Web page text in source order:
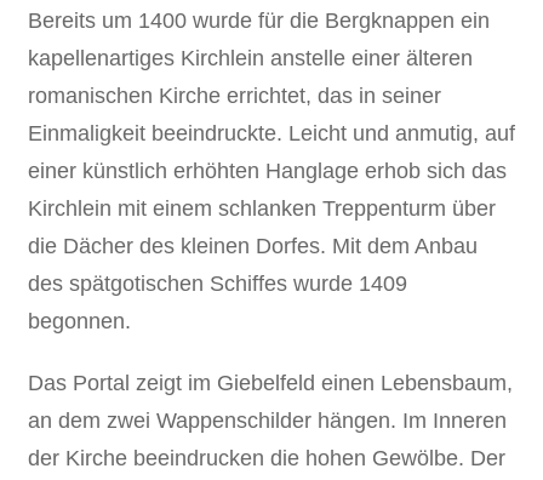
Bereits um 1400 wurde für die Bergknappen ein
kapellenartiges Kirchlein anstelle einer älteren
romanischen Kirche errichtet, das in seiner
Einmaligkeit beeindruckte. Leicht und anmutig, auf
einer künstlich erhöhten Hanglage erhob sich das
Kirchlein mit einem schlanken Treppenturm über
die Dächer des kleinen Dorfes. Mit dem Anbau
des spätgotischen Schiffes wurde 1409
begonnen.
Das Portal zeigt im Giebelfeld einen Lebensbaum,
an dem zwei Wappenschilder hängen. Im Inneren
der Kirche beeindrucken die hohen Gewölbe. Der